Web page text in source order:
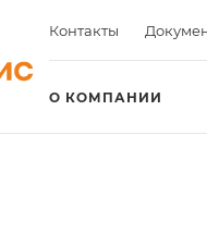
Контакты
О КОМПАНИИ